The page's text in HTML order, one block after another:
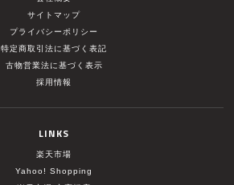
サイトマップ
プライバシーポリシー
特定商取引法に基づく表記
古物営業法に基づく表示
採用情報
LINKS
楽天市場
Yahoo! Shopping